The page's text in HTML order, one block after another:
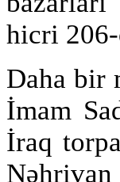
hicri
Daha bir
İmam
İraq